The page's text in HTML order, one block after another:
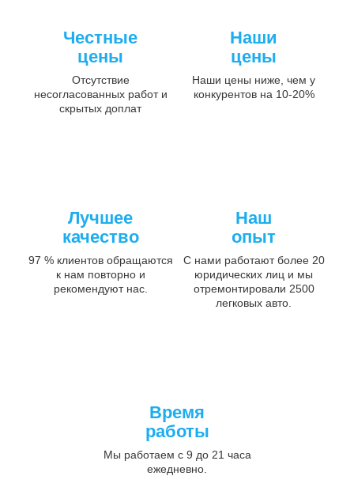
Честные
цены
Отсутствие
несогласованных работ и
скрытых доплат
Наши
цены
Наши цены ниже, чем у
конкурентов на 10-20%
Лучшее
качество
97 % клиентов обращаются
к нам повторно и
рекомендуют нас.
Наш
опыт
С нами работают более 20
юридических лиц и мы
отремонтировали 2500
легковых авто.
Время
работы
Мы работаем с 9 до 21 часа
ежедневно.